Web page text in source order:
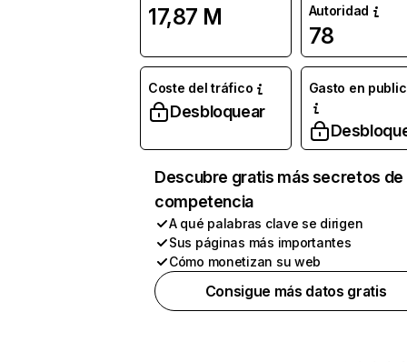
17,87 M
Autoridad
78
Coste del tráfico
Desbloquear
Gasto en
Descubre gratis más secretos de
competencia
A qué palabras clave se dirigen
Sus páginas más importantes
Cómo monetizan su web
Consigue más datos gratis